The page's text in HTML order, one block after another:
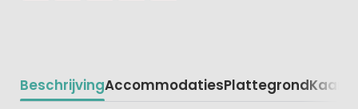
BeschrijvingAccommodatiesPlattegrondKaart